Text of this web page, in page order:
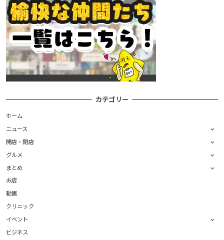
カテゴリー
ホーム
ニュース
開店・閉店
グルメ
まとめ
お店
動画
クリニック
イベント
ビジネス